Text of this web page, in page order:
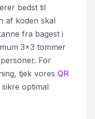
bedst til
af koden skal
fra bagest i
3x3 tommer
For
tjek vores QR
optimal